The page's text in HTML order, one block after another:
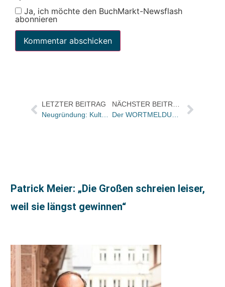
Ja, ich möchte den BuchMarkt-Newsflash
abonnieren
LETZTER BEITRAG
Neugründung: Kulturalis – Verlag für Kunst und Kultur – stellte sich am Vorabend der Londoner Buchmesse 2024 vor
Patrick Meier: „Die Großen schreien leiser,
weil sie längst gewinnen“